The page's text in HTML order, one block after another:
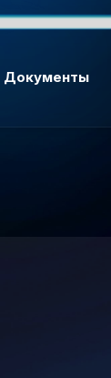
Документы